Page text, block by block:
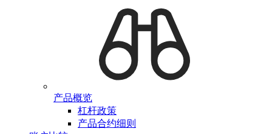
产品概览
杠杆政策
产品合约细则